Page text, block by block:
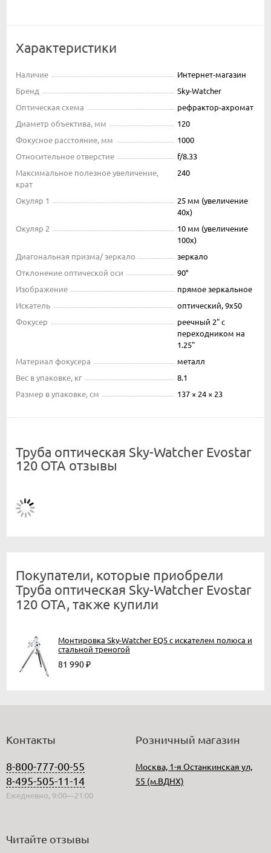
Характеристики
Наличие
Интернет-магазин
Бренд
Sky-Watcher
Оптическая схема
рефрактор-ахромат
Диаметр объектива, мм
120
Фокусное расстояние, мм
1000
Относительное отверстие
f/8.33
Максимальное полезное увеличение,
крат
240
Окуляр 1
25 мм (увеличение
40x)
Окуляр 2
10 мм (увеличение
100x)
Диагональная призма/ зеркало
зеркало
Отклонение оптической оси
90°
Изображение
прямое зеркальное
Искатель
оптический, 9х50
Фокусер
реечный 2" с
переходником на
1.25"
Материал фокусера
металл
Вес в упаковке, кг
8.1
Размер в упаковке, см
137 × 24 × 23
Труба оптическая Sky-Watcher Evostar
120 OTA отзывы
Покупатели, которые приобрели
Труба оптическая Sky-Watcher Evostar
120 OTA, также купили
Монтировка Sky-Watcher EQ5 с искателем полюса и
стальной треногой
81 990₽
Контакты
8-800-777-00-55
8-495-505-11-14
Ежедневно, 9:00—21:00
Розничный магазин
Москва, 1-я Останкинская ул,
55 (м.ВДНХ)
Читайте отзывы